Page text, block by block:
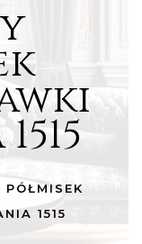
PÓŁMISEK
1515